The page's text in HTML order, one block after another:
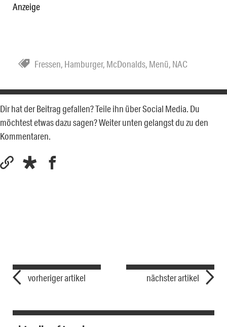
Anzeige
Fressen, Hamburger, McDonalds, Menü, NAC
Dir hat der Beitrag gefallen? Teile ihn über Social Media. Du
möchtest etwas dazu sagen? Weiter unten gelangst du zu den
Kommentaren.
vorheriger artikel nächster artikel